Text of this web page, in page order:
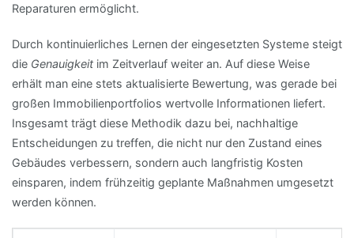
Reparaturen ermöglicht.
Durch kontinuierliches Lernen der eingesetzten Systeme steigt
die Genauigkeit im Zeitverlauf weiter an. Auf diese Weise
erhält man eine stets aktualisierte Bewertung, was gerade bei
großen Immobilienportfolios wertvolle Informationen liefert.
Insgesamt trägt diese Methodik dazu bei, nachhaltige
Entscheidungen zu treffen, die nicht nur den Zustand eines
Gebäudes verbessern, sondern auch langfristig Kosten
einsparen, indem frühzeitig geplante Maßnahmen umgesetzt
werden können.